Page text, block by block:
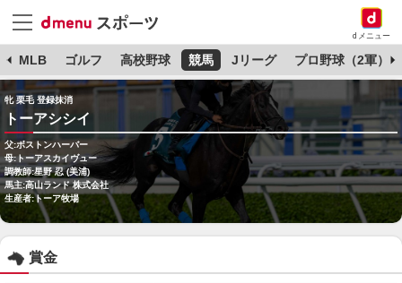
dメニュー
MLB ゴルフ 高校野球 競馬 Jリーグ プロ野球（2軍）
牝 栗毛 登録抹消
トーアシシイ
父:ボストンハーバー
母:トーアスカイヴュー
調教師:星野 忍 (美浦)
馬主:高山ランド 株式会社
生産者:トーア牧場
賞金